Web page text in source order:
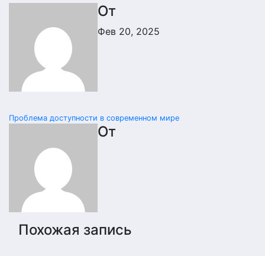
От
Фев 20, 2025
Навигация
записям
Проблема доступности в современном мире
От
Похожая запись